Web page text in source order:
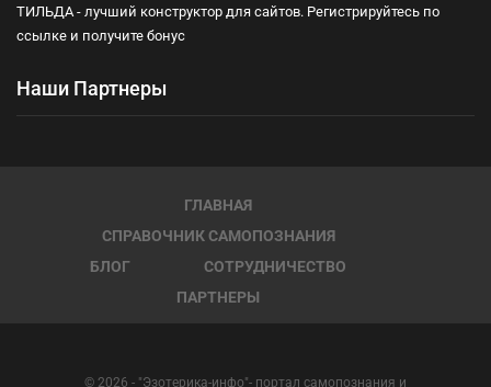
ТИЛЬДА - лучший конструктор для сайтов. Регистрируйтесь по
ссылке и получите бонус
Наши Партнеры
ГЛАВНАЯ
СПРАВОЧНИК САМОПОЗНАНИЯ
БЛОГ
СОТРУДНИЧЕСТВО
ПАРТНЕРЫ
© 2026 - "Эзотерика-инфо"- портал самопознания и